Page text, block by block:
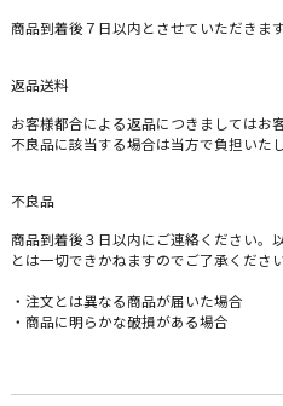
商品到着後７日以内とさせていただきます
返品送料
お客様都合による返品につきましてはお
不良品に該当する場合は当方で負担いたし
不良品
商品到着後３日以内にご連絡ください。
とは一切できかねますのでご了承ください
・注文とは異なる商品が届いた場合
・商品に明らかな破損がある場合